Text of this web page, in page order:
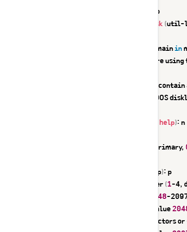
/dev/sdb
fdisk (util-
Changes will remain in
Be careful before
Device does not
Building a new DOS
help): n
primary,
default p): p
Partition number (1-4,
2048-
Using default value
Last sector, +sectors